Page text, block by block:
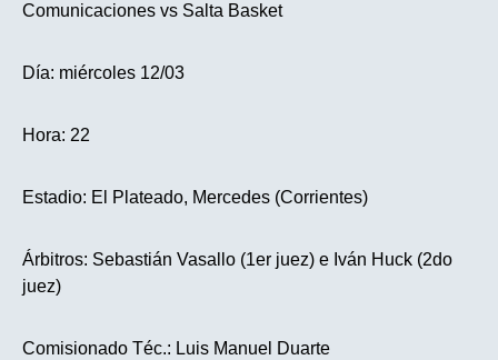
Comunicaciones vs Salta Basket
Día: miércoles 12/03
Hora: 22
Estadio: El Plateado, Mercedes (Corrientes)
Árbitros: Sebastián Vasallo (1er juez) e Iván Huck (2do
juez)
Comisionado Téc.: Luis Manuel Duarte